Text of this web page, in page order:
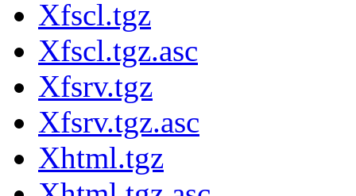
Xfscl.tgz
Xfscl.tgz.asc
Xfsrv.tgz
Xfsrv.tgz.asc
Xhtml.tgz